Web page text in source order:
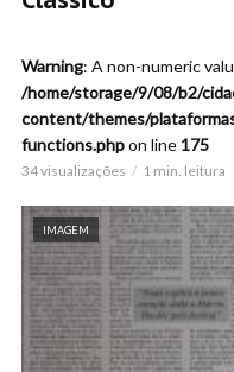
Warning: A non-numeric
/home/storage/9/08/b2/
content/themes/
functions.phpon line 175
34 visualizações 1 min. leitura
IMAGEM